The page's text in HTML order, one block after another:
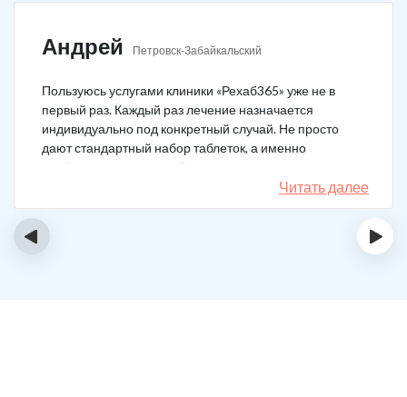
Андрей Петровск-Забайкальский
Пользуюсь услугами клиники «Рехаб365» уже не в
первый раз. Каждый раз лечение назначается
индивидуально под конкретный случай. Не просто
дают стандартный набор таблеток, а именно
подбирается лечение. Специально сравнил
назначения, они отличаются. Клиника делает скидку
на последующие вызовы за оставленный отзыв! Я
Читать далее
‹ ›